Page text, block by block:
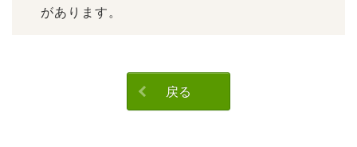
があります。
戻る